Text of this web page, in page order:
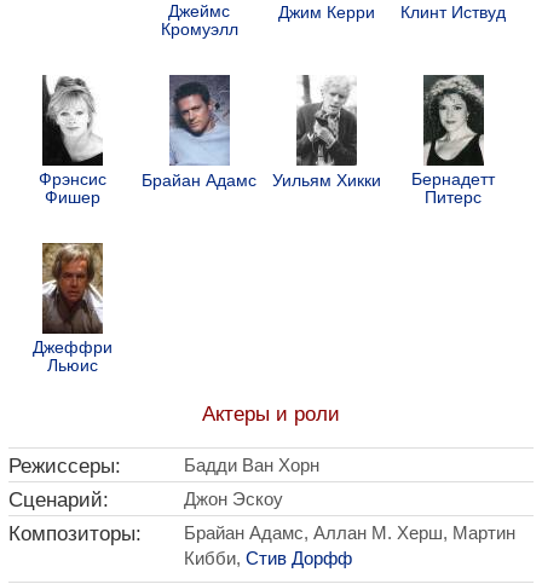
Джеймс
Кромуэлл
Джим Керри Клинт Иствуд
Фрэнсис
Фишер
Брайан Адамс Уильям Хикки
Бернадетт
Питерс
Джеффри
Льюис
Актеры и роли
Режиссеры: Бадди Ван Хорн
Сценарий: Джон Эскоу
Композиторы:
Брайан Адамс, Аллан М. Херш, Мартин
Кибби, Стив Дорфф